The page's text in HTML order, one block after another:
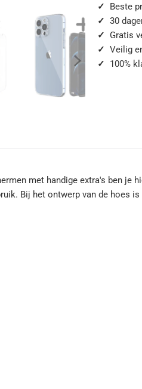
✓ Beste
✓ 30
✓ Gratis
✓ Veilig
✓ 100%
met handige extra's ben je
Bij het ontwerp van de hoes